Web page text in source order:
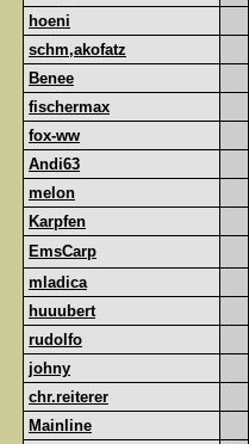
hoeni
schm,akofatz
Benee
fischermax
fox-ww
Andi63
melon
Karpfen
EmsCarp
mladica
huuubert
rudolfo
johny
chr.reiterer
Mainline